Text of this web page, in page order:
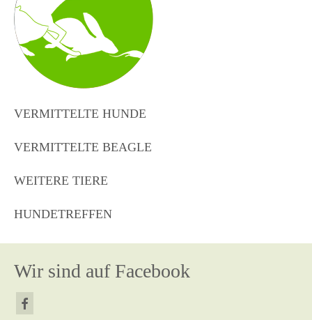
VERMITTELTE HUNDE
VERMITTELTE BEAGLE
WEITERE TIERE
HUNDETREFFEN
Wir sind auf Facebook